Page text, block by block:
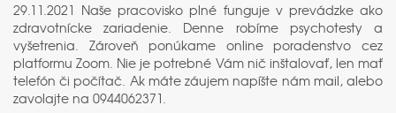
29.11.2021 Naše pracovisko plné funguje v prevádzke ako
zdravotnícke zariadenie. Denne robíme psychotesty a
vyšetrenia. Zároveň ponúkame online poradenstvo cez
platformu Zoom. Nie je potrebné Vám nič inštalovať, len mať
telefón či počítač. Ak máte záujem napíšte nám mail, alebo
zavolajte na 0944062371.